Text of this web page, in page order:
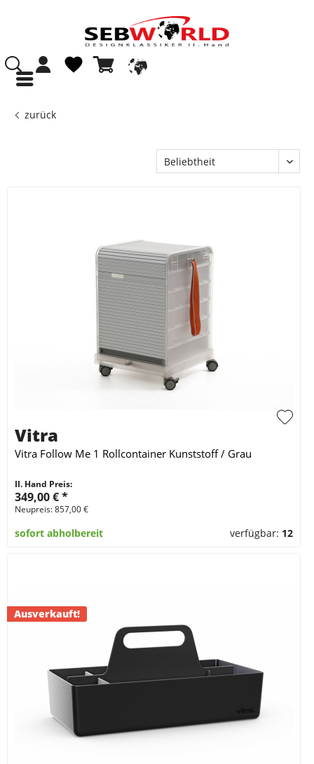
zurück
Vitra
Vitra Follow Me 1 Rollcontainer Kunststoff / Grau
II. Hand Preis:
349,00 €*
Neupreis: 857,00 €
sofort abholbereit verfügbar: 12
Ausverkauft!